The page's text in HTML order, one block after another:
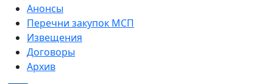
Анонсы
Перечни закупок МСП
Извещения
Договоры
Архив